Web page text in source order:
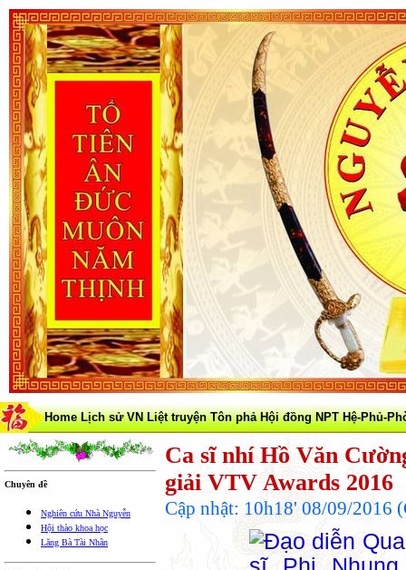
Home Lịch sử VN Liệt truyện Tôn phả Hội đồng NPT Hệ-Phủ-
Chuyên đề
Nghiên cứu Nhà Nguyễn
Hội thào khoa học
Lăng Bà Tài Nhân
Ca sĩ nhí Hồ Văn
giải VTV Awards 2016
Cập nhật: 10h18' 08/09/2016